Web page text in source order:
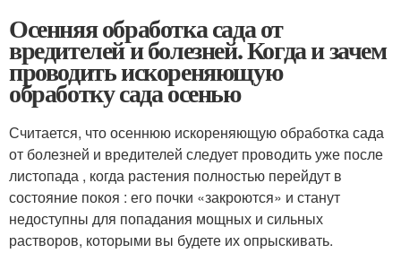
Осенняя обработка сада от
вредителей и болезней. Когда и зачем
проводить искореняющую
обработку сада осенью
Считается, что осеннюю искореняющую обработка сада
от болезней и вредителей следует проводить уже после
листопада , когда растения полностью перейдут в
состояние покоя : его почки «закроются» и станут
недоступны для попадания мощных и сильных
растворов, которыми вы будете их опрыскивать.